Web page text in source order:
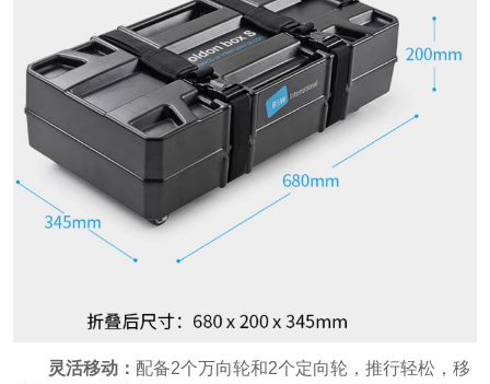
灵活移动： 配备2个万向轮和2个定向轮，推行轻松，移